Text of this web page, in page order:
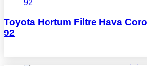
Toyota Hortum Filtre Hava
92